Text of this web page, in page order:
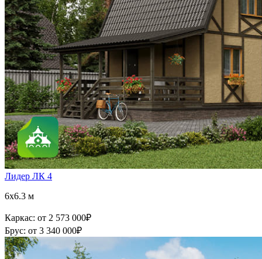
Лидер ЛК 4
6x6.3 м
Каркас: от 2 573 000₽
Брус: от 3 340 000₽